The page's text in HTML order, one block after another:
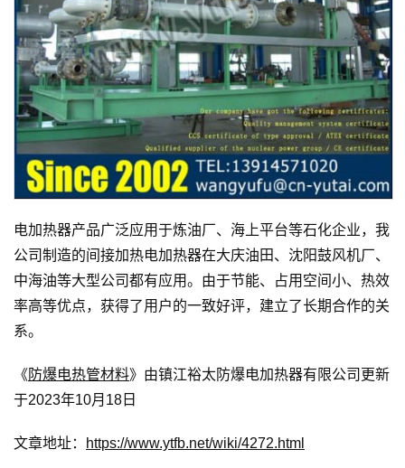
电加热器产品广泛应用于炼油厂、海上平台等石化企业，我
公司制造的间接加热电加热器在大庆油田、沈阳鼓风机厂、
中海油等大型公司都有应用。由于节能、占用空间小、热效
率高等优点，获得了用户的一致好评，建立了长期合作的关
系。
《 防爆电热管材料》由镇江裕太防爆电加热器有限公司更新
于2023年10月18日
文章地址： https://www.ytfb.net/wiki/4272.html